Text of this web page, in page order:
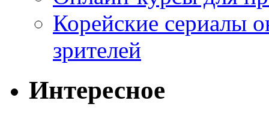
Корейские сериалы
зрителей
Интересное